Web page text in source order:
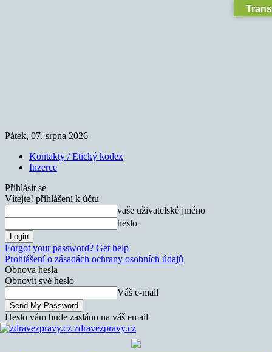
Pátek, 07. srpna 2026
Kontakty / Etický kodex
Inzerce
Přihlásit se
Vítejte! přihlášení k účtu
vaše uživatelské jméno
heslo
Forgot your password? Get help
Prohlášení o zásadách ochrany osobních údajů
Obnova hesla
Obnovit své heslo
Váš e-mail
Heslo vám bude zasláno na váš email
zdravezpravy.cz